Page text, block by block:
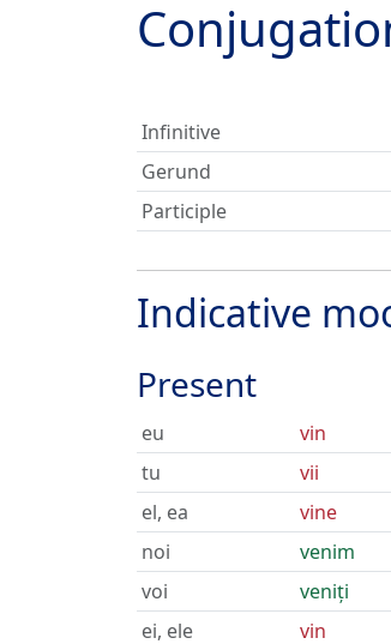
Infinitive
Gerund
Participle
Indicative
Present
eu
vin
tu
vii
el, ea
vine
noi
venim
voi
veniți
ei, ele
vin